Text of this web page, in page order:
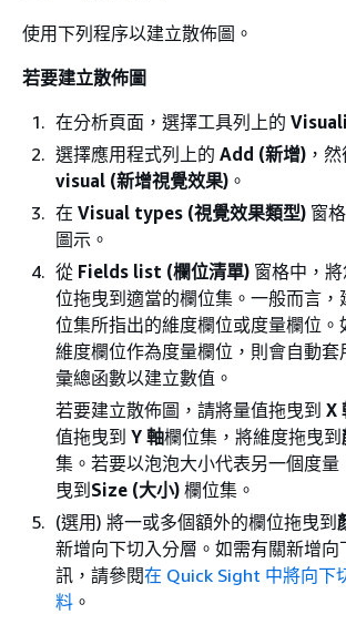
使用下列程序以建立散佈圖。
若要建立散佈圖
在分析頁面，選擇工具列上的
選擇應用程式列上的 Add (新增) ，
visual (新增視覺效果) 。
在 Visual types (視覺效果類型) 窗
圖示。
從 Fields list (欄位清單) 窗格中，
位拖曳到適當的欄位集。一般而言，
位集所指出的維度欄位或度量欄位。
維度欄位作為度量欄位，則會自動套
彙總函數以建立數值。
若要建立散佈圖，請將量值拖曳到 X
值拖曳到 Y 軸欄位集，將維度拖曳到
集。若要以泡泡大小代表另一個度量
曳到 Size (大小) 欄位集。
(選用) 將一或多個額外的欄位拖曳到
新增向下切入分層。如需有關新增向
訊，請參閱在 Quick Sight 中將向下
料 。